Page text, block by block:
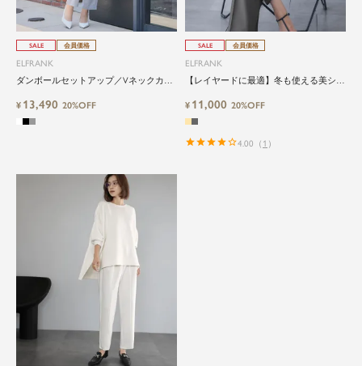
ElegantとFrankをテーマに、時代を超
えて愛されるアイテムを
ELFRANK（エルフランク）は、「上品さ」と「気
さくさ」をバランスよく取り入れた、大人のため
のカジュアルブランドです。
毎日の中に自然と取り入れたくなる、でもどこか
SALE 会員価格
ELFRANK
ダンボールセットアップ／Vネックカー
Washable
¥ 13,490 20%OFF
SALE 会員価格
ELFRANK
【レイヤードに最適】冬も使える美シル
ージョンまで
¥ 11,000 20%OFF
4.00 （ 1 ）